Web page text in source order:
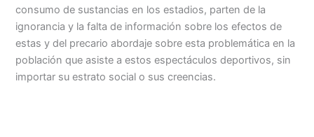
consumo de sustancias en los estadios, parten de la
ignorancia y la falta de información sobre los efectos de
estas y del precario abordaje sobre esta problemática en la
población que asiste a estos espectáculos deportivos, sin
importar su estrato social o sus creencias.